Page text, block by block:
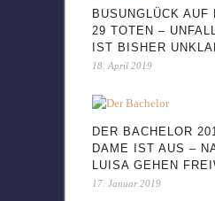
BUSUNGLÜCK AUF
29 TOTEN –
IST BISHER
18. April 2019
DER BACHELOR
DAME IST AUS –
LUISA GEHEN
17. Januar 2019